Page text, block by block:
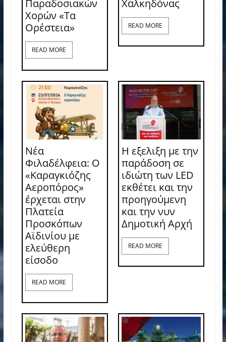
Παραδοσιακών
Χορών «Τα
Ορέστεια»
READ MORE
Χαλκηδόνας
READ MORE
Νέα
Φιλαδέλφεια: Ο
«Καραγκιόζης
Αεροπόρος»
έρχεται στην
Πλατεία
Προσκόπων
Αϊδινίου με
ελεύθερη
είσοδο
READ MORE
Η εξελιξη με την
παράδοση σε
ιδιώτη των LED
εκθέτει και την
προηγούμενη
και την νυν
Δημοτική Αρχή
READ MORE